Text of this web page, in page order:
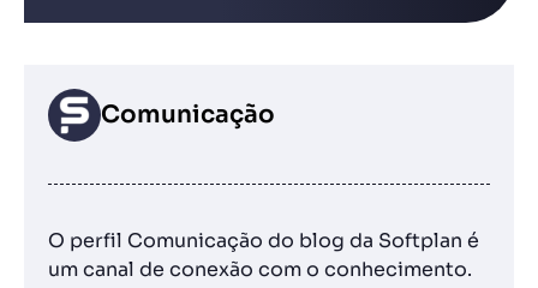
Comunicação
O perfil Comunicação do blog da Softplan é
um canal de conexão com o conhecimento.